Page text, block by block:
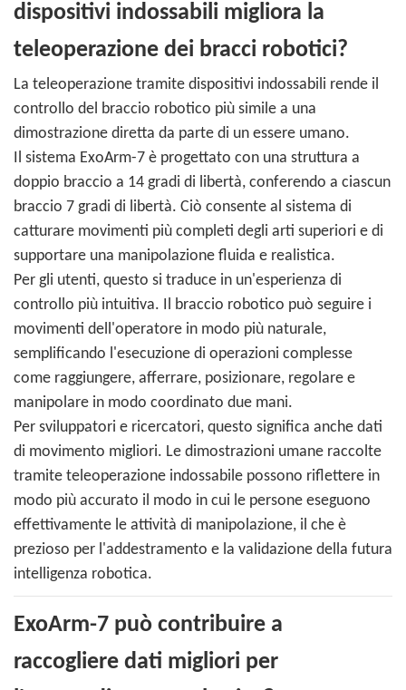
dispositivi indossabili migliora la
teleoperazione dei bracci robotici?
La teleoperazione tramite dispositivi indossabili rende il
controllo del braccio robotico più simile a una
dimostrazione diretta da parte di un essere umano.
Il sistema ExoArm-7 è progettato con una struttura a
doppio braccio a 14 gradi di libertà, conferendo a ciascun
braccio 7 gradi di libertà. Ciò consente al sistema di
catturare movimenti più completi degli arti superiori e di
supportare una manipolazione fluida e realistica.
Per gli utenti, questo si traduce in un'esperienza di
controllo più intuitiva. Il braccio robotico può seguire i
movimenti dell'operatore in modo più naturale,
semplificando l'esecuzione di operazioni complesse
come raggiungere, afferrare, posizionare, regolare e
manipolare in modo coordinato due mani.
Per sviluppatori e ricercatori, questo significa anche dati
di movimento migliori. Le dimostrazioni umane raccolte
tramite teleoperazione indossabile possono riflettere in
modo più accurato il modo in cui le persone eseguono
effettivamente le attività di manipolazione, il che è
prezioso per l'addestramento e la validazione della futura
intelligenza robotica.
ExoArm-7 può contribuire a
raccogliere dati migliori per